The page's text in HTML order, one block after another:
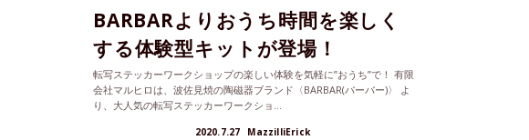
BARBARよりおうち時間を楽しく
する体験型キットが登場！
転写ステッカーワークショップの楽しい体験を気軽に”おうち”で！ 有限
会社マルヒロは、波佐見焼の陶磁器ブランド〈BARBAR(バーバー)〉 よ
り、大人気の転写ステッカーワークショ...
2020.7.27 MazzilliErick